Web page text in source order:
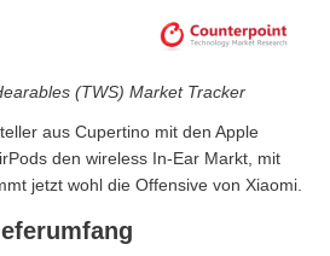
(TWS) Market Tracker
aus Cupertino mit den Apple
den wireless In-Ear Markt, mit
jetzt wohl die Offensive von Xiaomi.